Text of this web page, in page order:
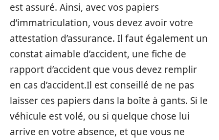
est assuré. Ainsi, avec vos papiers
d’immatriculation, vous devez avoir votre
attestation d’assurance. Il faut également un
constat aimable d’accident, une fiche de
rapport d’accident que vous devez remplir
en cas d’accident.Il est conseillé de ne pas
laisser ces papiers dans la boîte à gants. Si le
véhicule est volé, ou si quelque chose lui
arrive en votre absence, et que vous ne